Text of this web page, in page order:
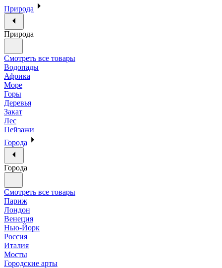
Природа
Природа
Смотреть все товары
Водопады
Африка
Море
Горы
Деревья
Закат
Лес
Пейзажи
Города
Города
Смотреть все товары
Париж
Лондон
Венеция
Нью-Йорк
Россия
Италия
Мосты
Городские арты